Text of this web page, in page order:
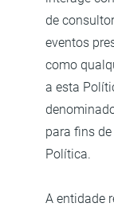
de
eventos
como
a esta
para fins
Política.
A entidade